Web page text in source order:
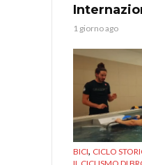
1 giorno ago
BICI, CICLO